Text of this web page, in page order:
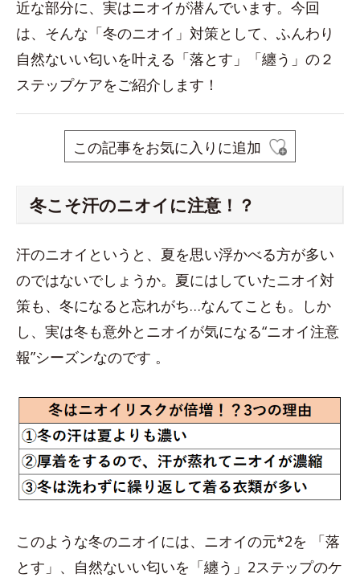
近な部分に、実はニオイが潜んでいます。今回
は、そんな「冬のニオイ」対策として、ふんわり
自然ないい匂いを叶える「落とす」「纏う」の２
ステップケアをご紹介します！
この記事をお気に入りに追加
冬こそ汗のニオイに注意！？
汗のニオイというと、夏を思い浮かべる方が多い
のではないでしょうか。夏にはしていたニオイ対
策も、冬になると忘れがち…なんてことも。しか
し、実は冬も意外とニオイが気になる“ニオイ注意
報”シーズンなのです 。
このような冬のニオイには、ニオイの元*2を 「落
とす」、自然ないい匂いを「纏う」2ステップのケ